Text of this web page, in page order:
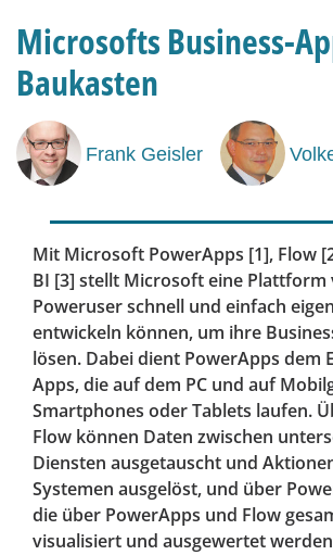
Microsofts Business-
Baukasten
Frank Geisler
Mit Microsoft PowerApps [1], Flow
BI [3] stellt Microsoft eine
Poweruser schnell und einfach
entwickeln können, um ihre
lösen. Dabei dient PowerApps dem
Apps, die auf dem PC und auf
Smartphones oder Tablets laufen.
Flow können Daten zwischen
Diensten ausgetauscht und
Systemen ausgelöst, und über
die über PowerApps und Flow
visualisiert und ausgewertet